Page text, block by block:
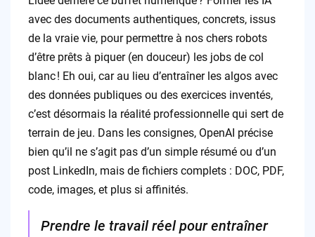
avec des documents authentiques, concrets, issus
de la vraie vie, pour permettre à nos chers robots
d’être prêts à piquer (en douceur) les jobs de col
blanc ! Eh oui, car au lieu d’entraîner les algos avec
des données publiques ou des exercices inventés,
c’est désormais la réalité professionnelle qui sert de
terrain de jeu. Dans les consignes, OpenAI précise
bien qu’il ne s’agit pas d’un simple résumé ou d’un
post LinkedIn, mais de fichiers complets : DOC, PDF,
code, images, et plus si affinités.
Prendre le travail réel pour entraîner